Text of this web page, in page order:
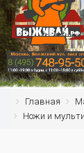
Главная
Ножи и